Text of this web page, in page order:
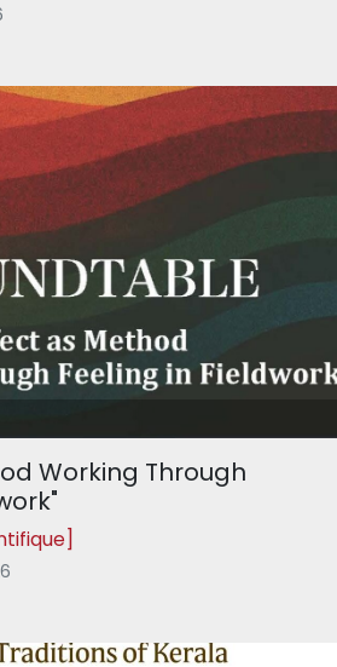
Working Through